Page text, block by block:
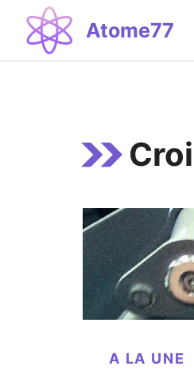
contenu
Atome77
A LA UNE